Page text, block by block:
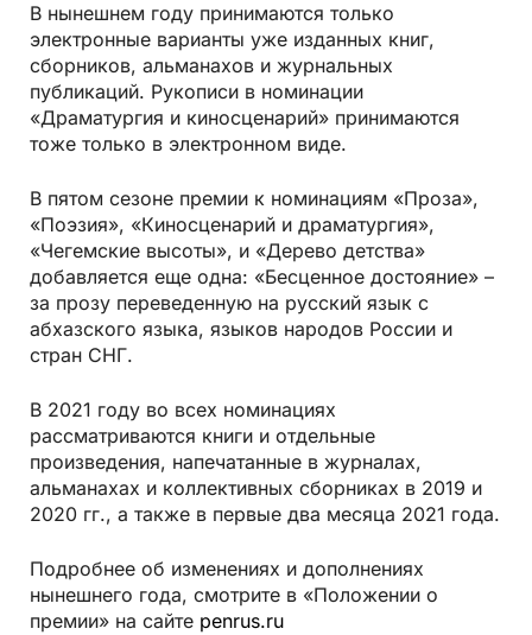
В нынешнем году принимаются только
электронные варианты уже изданных книг,
сборников, альманахов и журнальных
публикаций. Рукописи в номинации
«Драматургия и киносценарий» принимаются
тоже только в электронном виде.
В пятом сезоне премии к номинациям «Проза»,
«Поэзия», «Киносценарий и драматургия»,
«Чегемские высоты», и «Дерево детства»
добавляется еще одна: «Бесценное достояние» –
за прозу переведенную на русский язык с
абхазского языка, языков народов России и
стран СНГ.
В 2021 году во всех номинациях
рассматриваются книги и отдельные
произведения, напечатанные в журналах,
альманахах и коллективных сборниках в 2019 и
2020 гг., а также в первые два месяца 2021 года.
Подробнее об изменениях и дополнениях
нынешнего года, смотрите в «Положении о
премии» на сайте penrus.ru